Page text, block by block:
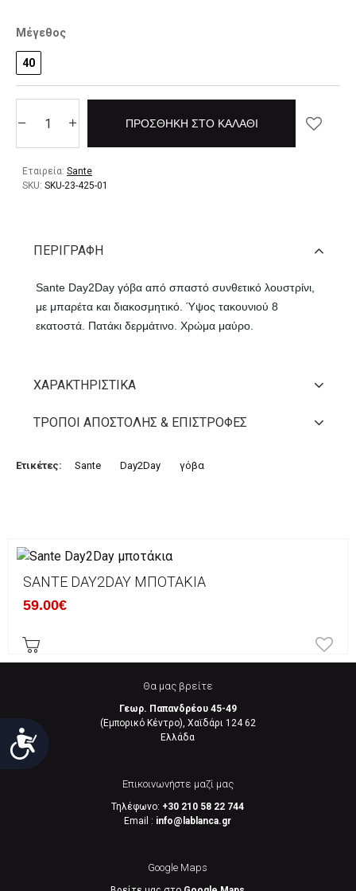
Προσιτότητα
Εταιρεία: Sante
SKU: SKU-23-425-01
Μέγεθος
40
ΠΡΟΣΘΉΚΗ ΣΤΟ ΚΑΛΆΘΙ
ΠΕΡΙΓΡΑΦΉ
Sante Day2Day γόβα από σπαστό συνθετικό λουστρίνι,
με μπαρέτα και διακοσμητικό. Ύψος τακουνιού 8
εκατοστά. Πατάκι δερμάτινο. Χρώμα μαύρο.
ΧΑΡΑΚΤΗΡΙΣΤΙΚΆ
ΤΡΌΠΟΙ ΑΠΟΣΤΟΛΉΣ & ΕΠΙΣΤΡΟΦΈΣ
Ετικέτες: Sante Day2Day γόβα
SANTE DAY2DAY ΜΠΟΤΆΚΙΑ
59.00€
Θα μας βρείτε
Γεωρ. Παπανδρέου 45-49
(Εμπορικό Κέντρο), Χαϊδάρι 124 62
Eλλάδα
Επικοινωνήστε μαζί μας
Τηλέφωνο: +30 210 58 22 744
Email : info@lablanca.gr
Google Maps